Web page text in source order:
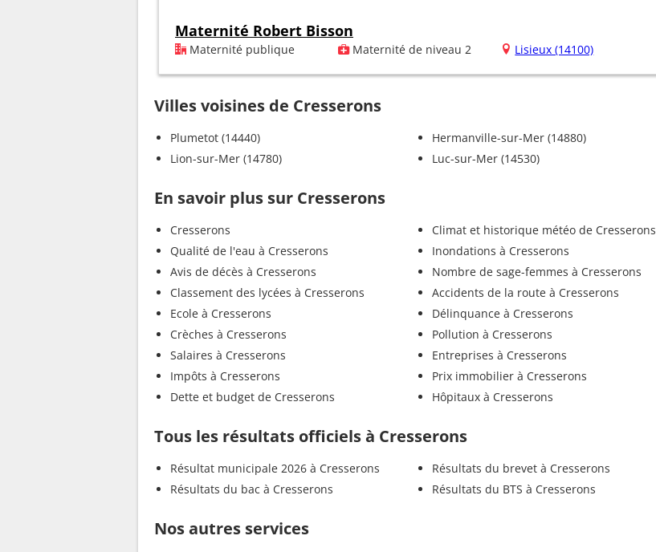
Maternité Robert Bisson
Maternité publique Maternité de niveau 2 Lisieux (14100)
Villes voisines de Cresserons
Plumetot (14440)
Lion-sur-Mer (14780)
Hermanville-sur-Mer (14880)
Luc-sur-Mer (14530)
En savoir plus sur Cresserons
Cresserons
Qualité de l'eau à Cresserons
Avis de décès à Cresserons
Classement des lycées à Cresserons
Ecole à Cresserons
Crèches à Cresserons
Salaires à Cresserons
Impôts à Cresserons
Dette et budget de Cresserons
Climat et historique météo de Cresserons
Inondations à Cresserons
Nombre de sage-femmes à Cresserons
Accidents de la route à Cresserons
Délinquance à Cresserons
Pollution à Cresserons
Entreprises à Cresserons
Prix immobilier à Cresserons
Hôpitaux à Cresserons
Tous les résultats officiels à Cresserons
Résultat municipale 2026 à Cresserons
Résultats du bac à Cresserons
Résultats du brevet à Cresserons
Résultats du BTS à Cresserons
Nos autres services